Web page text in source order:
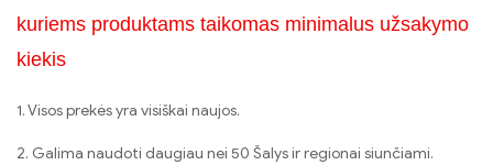
kuriems produktams taikomas minimalus užsakymo
kiekis
1. Visos prekės yra visiškai naujos.
2. Galima naudoti daugiau nei 50 Šalys ir regionai siunčiami.